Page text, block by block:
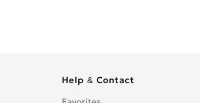
Help & Contact